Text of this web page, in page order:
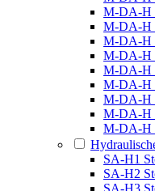
M-DA-H
M-DA-H
M-DA-H
M-DA-H
M-DA-H
M-DA-H
M-DA-H
M-DA-H
M-DA-H
SA-H1
SA-H2
SA-H3